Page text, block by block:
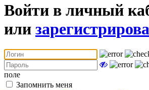
Войти в личный
или
поле
Запомнить меня